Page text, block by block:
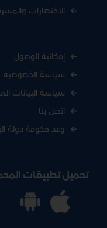
الاختصارات والمسرد
إمكانية الوصول
سياسة الخصوصية
سياسة البيانات
اتصل بنا
وعد حكومة دولة
تحميل تطبيقات